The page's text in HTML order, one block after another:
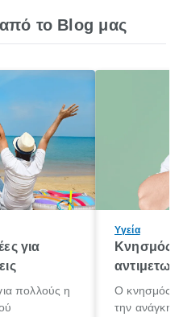
το Blog μας
για
πολλούς η
Υγεία
Κνησμός:
Ο κνησμός
την ανάγκη